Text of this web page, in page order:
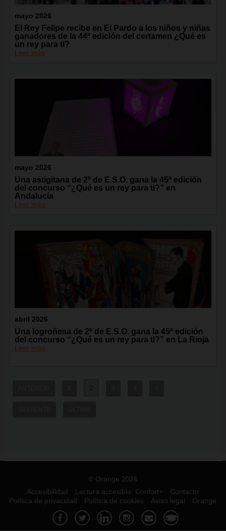
mayo 2026
El Rey Felipe recibe en El Pardo a los niños y niñas
ganadores de la 44ª edición del certamen ¿Qué es
un rey para ti?
Leer más
mayo 2026
Una astigitana de 2º de E.S.O. gana la 45ª edición
del concurso “¿Qué es un rey para ti?” en
Andalucía
Leer más
abril 2026
Una logroñesa de 2º de E.S.O. gana la 45ª edición
del concurso “¿Qué es un rey para ti?” en La Rioja
Leer más
© Orange 2026
Accesibilidad
Lectura accesible: Confort+
Contacto
Política de privacidad
Política de cookies Aviso legal Orange